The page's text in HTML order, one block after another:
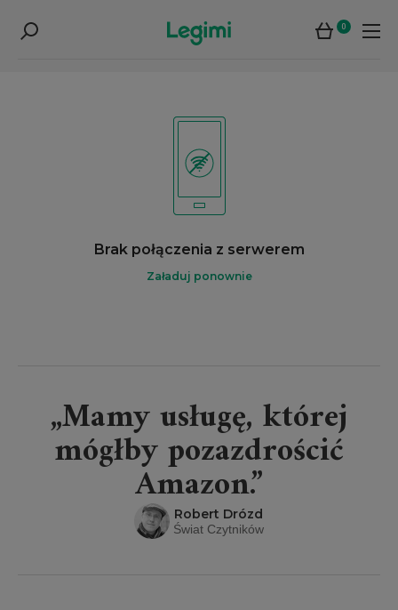
0
Brak połączenia z serwerem
Załaduj ponownie
„Mamy usługę, której
mógłby pozazdrościć
Amazon.”
Robert Drózd
Świat Czytników